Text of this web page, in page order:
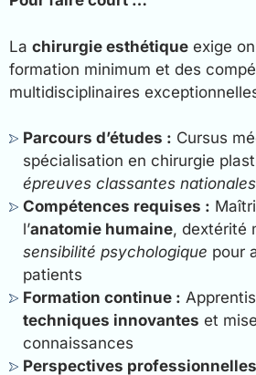
La chirurgie esthétique exige
formation minimum et des
multidisciplinaires
Parcours d’études : Cursus
spécialisation en chirurgie
épreuves classantes nationales
Compétences requises :
l’anatomie humaine, dextérité
sensibilité psychologique pour
patients
Formation continue :
techniques innovantes et
connaissances
Perspectives